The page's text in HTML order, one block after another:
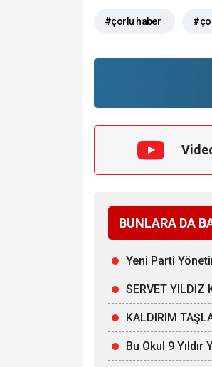
#çorlu haber
BUNLARA DA
Yeni Parti
SERVET YILDIZ
KALDIRIM
Bu Okul 9 Yıldır